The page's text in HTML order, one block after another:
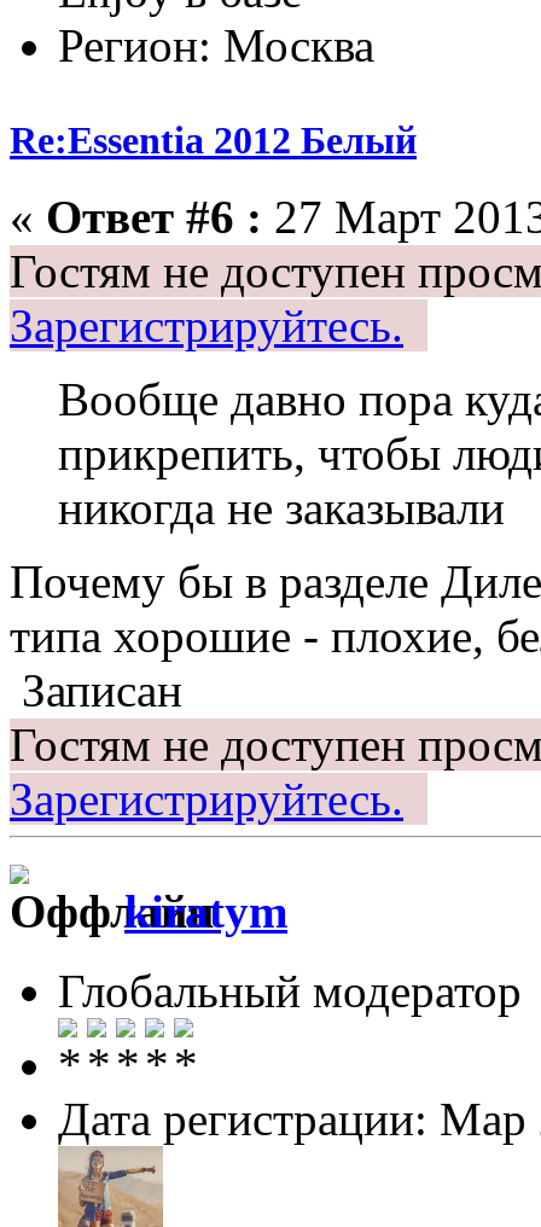
Регион: Москва
Re:Essentia 2012 Белый
« Ответ #6 : 27 Март
Гостям не доступен
Зарегистрируйтесь.
Вообще давно пора
прикрепить, чтобы
никогда не заказывали
Почему бы в разделе
типа хорошие - плохие,
Записан
Гостям не доступен
Зарегистрируйтесь.
kiratym
Глобальный модератор
Дата регистрации: Мар